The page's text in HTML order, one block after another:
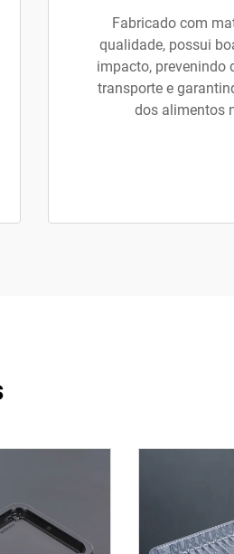
Fabricado com
qualidade, possui
impacto, prevenindo
transporte e
dos alimentos